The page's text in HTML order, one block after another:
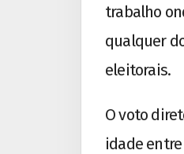
trabalho
qualquer
eleitorais.
O voto
idade